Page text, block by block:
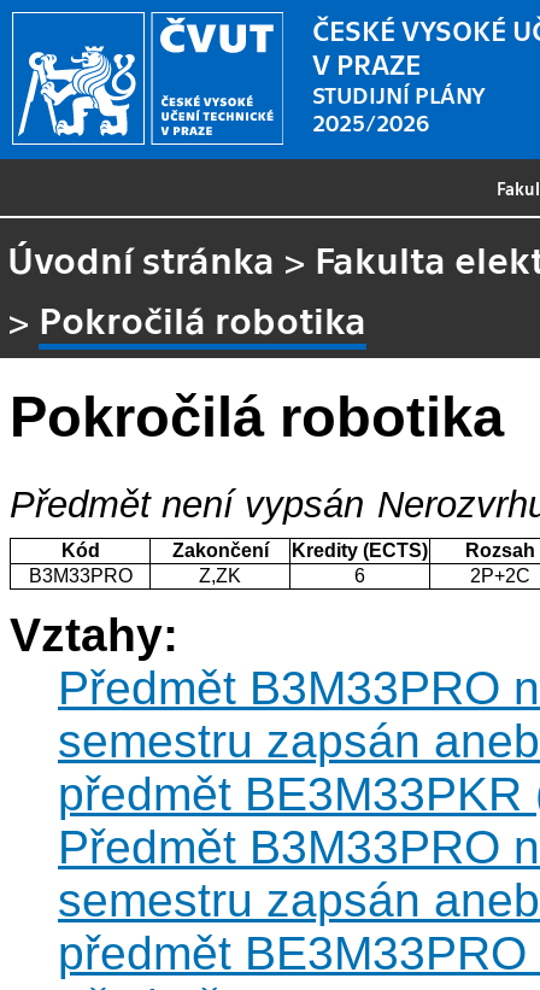
ČESKÉ VYSOKÉ
V PRAZE
STUDIJNÍ PLÁNY
2025/2026
Úvodní stránka > Fakulta
> Pokročilá robotika
Pokročilá robotika
Předmět není vypsán
Kód Zakončení Kredity (ECTS)
Rozsah
B3M33PRO
Z,ZK 6 2P+2C
Vztahy:
Předmět B3M33PRO
semestru zapsán
předmět
Předmět B3M33PRO
semestru zapsán
předmět